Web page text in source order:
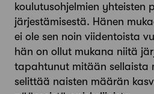
koulutusohjelmien yhteisten
järjestämisestä. Hänen
ei ole sen noin viidentoista
hän on ollut mukana niitä
tapahtunut mitään sellaista
selittää naisten määrän